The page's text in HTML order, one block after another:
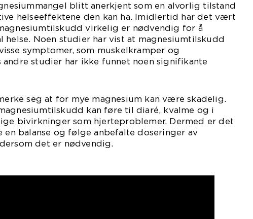
blitt anerkjent som en alvorlig tilstand
helseeffektene den kan ha. Imidlertid har det vært
virkelig er nødvendig for å
Noen studier har vist at magnesiumtilskudd
symptomer, som muskelkramper og
andre studier har ikke funnet noen signifikante
seg at for mye magnesium kan være skadelig.
kan føre til diaré, kvalme og i
bivirkninger som hjerteproblemer. Dermed er det
balanse og følge anbefalte doseringer av
det er nødvendig.